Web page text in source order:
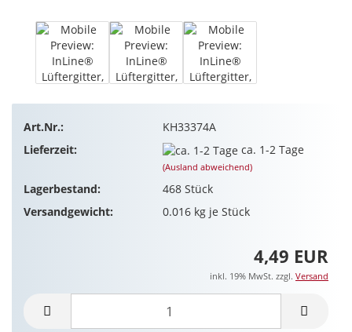
Art.Nr.:
KH33374A
Lieferzeit:
ca. 1-2 Tage
(Ausland abweichend)
Lagerbestand: 468 Stück
Versandgewicht:
0.016kg je Stück
4,49 EUR
inkl. 19% MwSt. zzgl. Versand